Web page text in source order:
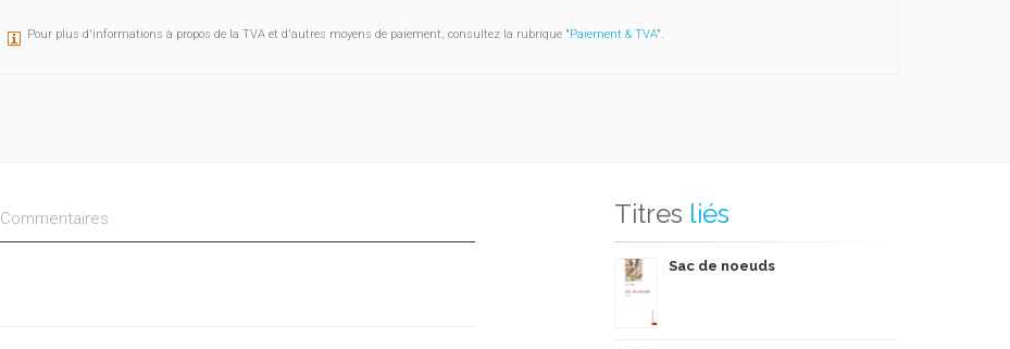
Pour plus d'informations à propos de la TVA et d'autres moyens de paiement, consultez la rubrique "Paiement & TVA".
Commentaires Titres liés
Sac de noeuds